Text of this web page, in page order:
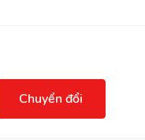
Chuyển đổi